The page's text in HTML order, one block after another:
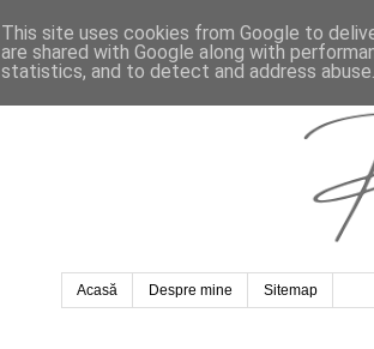
Acasă Despre mine Sitemap
This site uses cookies from Google to
are shared with Google along with
statistics, and to detect and address abuse.